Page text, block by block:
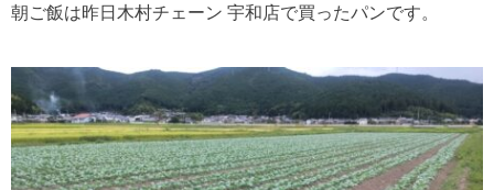
朝ご飯は昨日木村チェーン 宇和店で買ったパンです。